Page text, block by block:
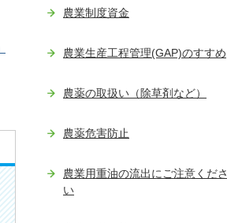
農業制度資金
農業生産工程管理(GAP)のすすめ
農薬の取扱い（除草剤など）
農薬危害防止
農業用重油の流出にご注意くださ
い